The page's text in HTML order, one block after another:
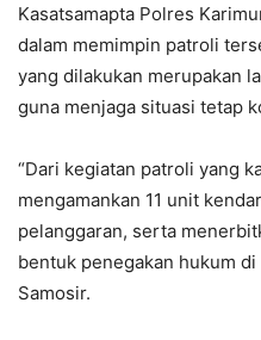
Kasatsamapta Polres
dalam memimpin patroli
yang dilakukan merupakan
guna menjaga situasi tetap
“Dari kegiatan patroli yang
mengamankan 11 unit
pelanggaran, serta
bentuk penegakan hukum di
Samosir.